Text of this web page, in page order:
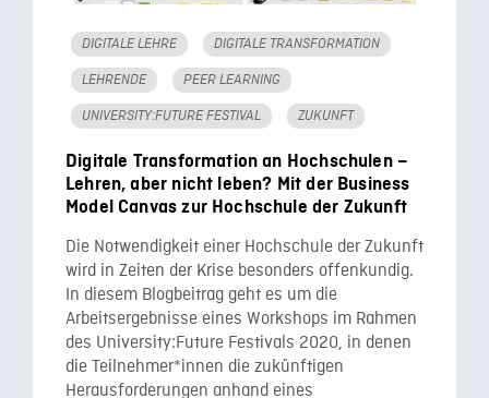
DIGITALE LEHRE DIGITALE TRANSFORMATION
LEHRENDE PEER LEARNING
UNIVERSITY:FUTURE FESTIVAL ZUKUNFT
Digitale Transformation an Hochschulen –
Lehren, aber nicht leben? Mit der Business
Model Canvas zur Hochschule der Zukunft
Die Notwendigkeit einer Hochschule der Zukunft
wird in Zeiten der Krise besonders offenkundig.
In diesem Blogbeitrag geht es um die
Arbeitsergebnisse eines Workshops im Rahmen
des University:Future Festivals 2020, in denen
die Teilnehmer*innen die zukünftigen
Herausforderungen anhand eines